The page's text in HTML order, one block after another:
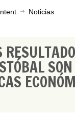
Noticias